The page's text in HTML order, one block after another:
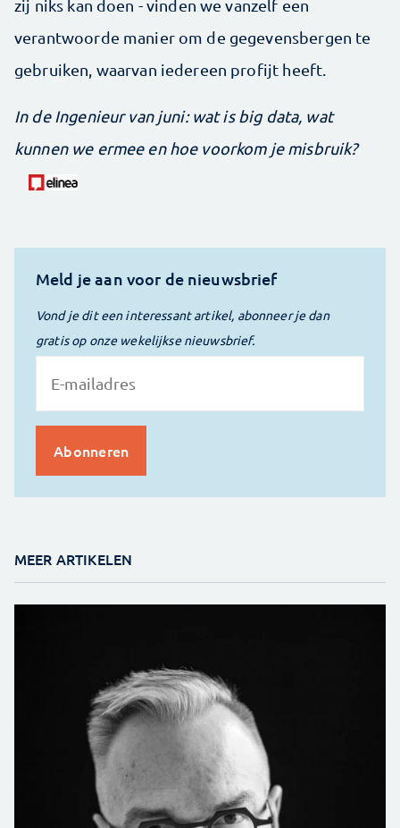
zij niks kan doen - vinden we vanzelf een
verantwoorde manier om de gegevensbergen te
gebruiken, waarvan iedereen profijt heeft.
In de Ingenieur van juni: wat is big data, wat
kunnen we ermee en hoe voorkom je misbruik?
Meld je aan voor de nieuwsbrief
Vond je dit een interessant artikel, abonneer je dan
gratis op onze wekelijkse nieuwsbrief.
MEER ARTIKELEN